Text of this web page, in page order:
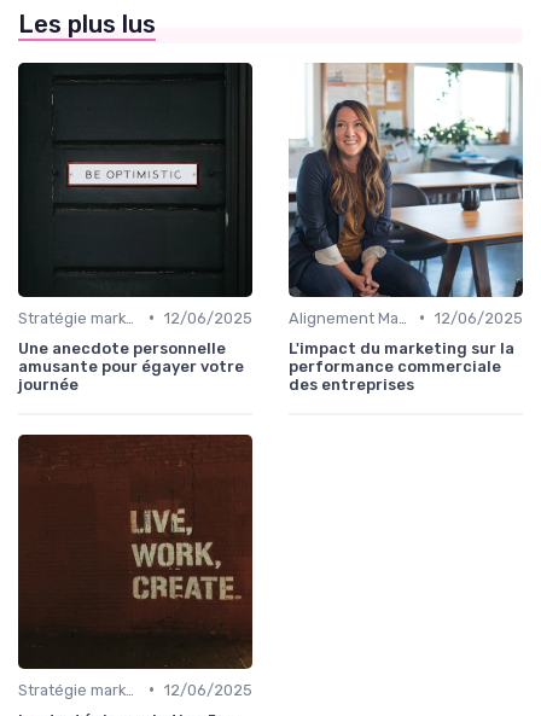
Les plus lus
• 12/06/2025
Une anecdote personnelle
amusante pour égayer votre
journée
• 12/06/2025
L'impact du marketing sur la
performance commerciale
des entreprises
• 12/06/2025